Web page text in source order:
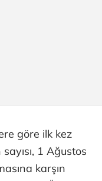
göre ilk kez
1 Ağustos
karşın